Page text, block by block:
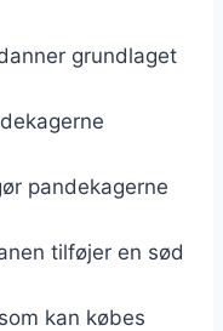
grundlaget
pandekagerne
tilføjer en sød
kan købes